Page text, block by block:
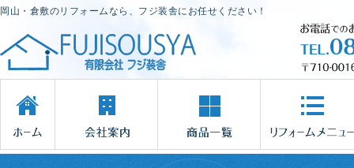
岡山・倉敷のリフォームなら、フジ装舎にお任せください！